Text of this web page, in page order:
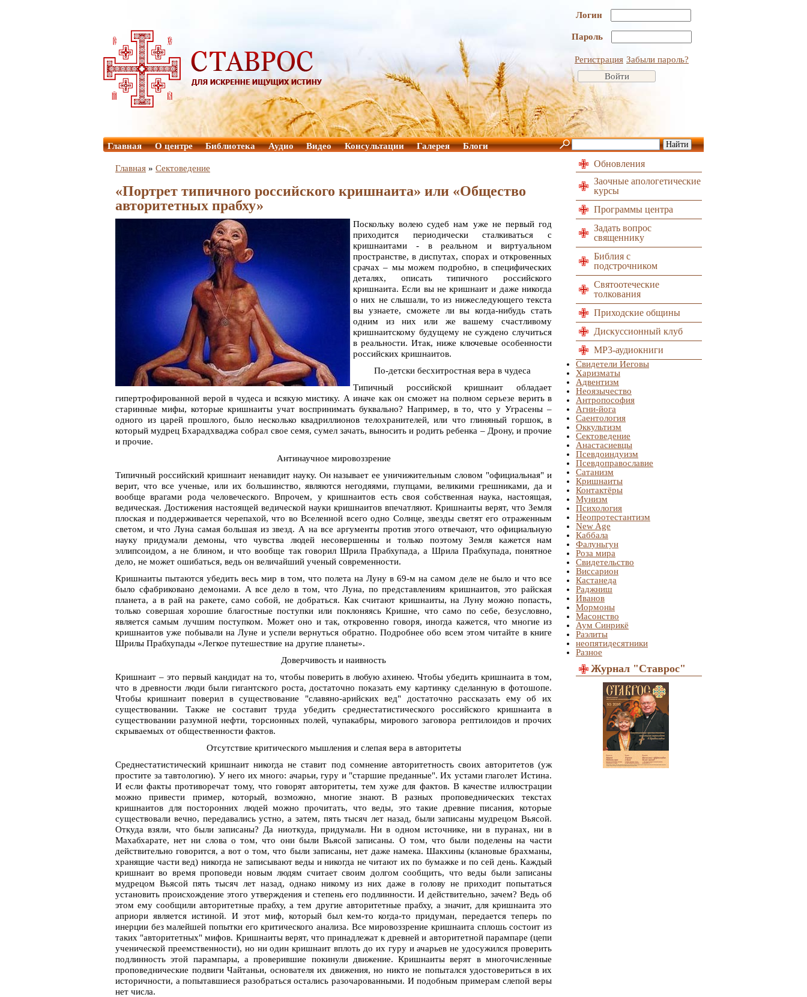
Логин
Пароль
Регистрация Забыли пароль?
Главная О центре Библиотека Аудио Видео Консультации Галерея Блоги
Главная » Сектоведение
«Портрет типичного российского кришнаита» или «Общество
авторитетных прабху»
Поскольку волею судеб нам уже не первый год
приходится периодически сталкиваться с
кришнаитами - в реальном и виртуальном
пространстве, в диспутах, спорах и откровенных
срачах – мы можем подробно, в специфических
деталях, описать типичного российского
кришнаита. Если вы не кришнаит и даже никогда
о них не слышали, то из нижеследующего текста
вы узнаете, сможете ли вы когда-нибудь стать
одним из них или же вашему счастливому
кришнаитскому будущему не суждено случиться
в реальности. Итак, ниже ключевые особенности
российских кришнаитов.
По-детски бесхитростная вера в чудеса
Типичный российской кришнаит обладает
гипертрофированной верой в чудеса и всякую мистику. А иначе как он сможет на полном серьезе верить в
старинные мифы, которые кришнаиты учат воспринимать буквально? Например, в то, что у Уграсены –
одного из царей прошлого, было несколько квадриллионов телохранителей, или что глиняный горшок, в
который мудрец Бхарадхваджа собрал свое семя, сумел зачать, выносить и родить ребенка – Дрону, и прочие
и прочие.
Антинаучное мировоззрение
Типичный российский кришнаит ненавидит науку. Он называет ее уничижительным словом "официальная" и
верит, что все ученые, или их большинство, являются негодяями, глупцами, великими грешниками, да и
вообще врагами рода человеческого. Впрочем, у кришнаитов есть своя собственная наука, настоящая,
ведическая. Достижения настоящей ведической науки кришнаитов впечатляют. Кришнаиты верят, что Земля
плоская и поддерживается черепахой, что во Вселенной всего одно Солнце, звезды светят его отраженным
светом, и что Луна самая большая из звезд. А на все аргументы против этого отвечают, что официальную
науку придумали демоны, что чувства людей несовершенны и только поэтому Земля кажется нам
эллипсоидом, а не блином, и что вообще так говорил Шрила Прабхупада, а Шрила Прабхупада, понятное
дело, не может ошибаться, ведь он величайший ученый современности.
Кришнаиты пытаются убедить весь мир в том, что полета на Луну в 69-м на самом деле не было и что все
было сфабриковано демонами. А все дело в том, что Луна, по представлениям кришнаитов, это райская
планета, а в рай на ракете, само собой, не добраться. Как считают кришнаиты, на Луну можно попасть,
только совершая хорошие благостные поступки или поклоняясь Кришне, что само по себе, безусловно,
является самым лучшим поступком. Может оно и так, откровенно говоря, иногда кажется, что многие из
кришнаитов уже побывали на Луне и успели вернуться обратно. Подробнее обо всем этом читайте в книге
Шрилы Прабхупады «Легкое путешествие на другие планеты».
Доверчивость и наивность
Кришнаит – это первый кандидат на то, чтобы поверить в любую ахинею. Чтобы убедить кришнаита в том,
что в древности люди были гигантского роста, достаточно показать ему картинку сделанную в фотошопе.
Чтобы кришнаит поверил в существование "славяно-арийских вед" достаточно рассказать ему об их
существовании. Также не составит труда убедить среднестатистического российского кришнаита в
существовании разумной нефти, торсионных полей, чупакабры, мирового заговора рептилоидов и прочих
скрываемых от общественности фактов.
Отсутствие критического мышления и слепая вера в авторитеты
Среднестатистический кришнаит никогда не ставит под сомнение авторитетность своих авторитетов (уж
простите за тавтологию). У него их много: ачарьи, гуру и "старшие преданные". Их устами глаголет Истина.
И если факты противоречат тому, что говорят авторитеты, тем хуже для фактов. В качестве иллюстрации
можно привести пример, который, возможно, многие знают. В разных проповеднических текстах
кришнаитов для посторонних людей можно прочитать, что веды, это такие древние писания, которые
существовали вечно, передавались устно, а затем, пять тысяч лет назад, были записаны мудрецом Вьясой.
Откуда взяли, что были записаны? Да ниоткуда, придумали. Ни в одном источнике, ни в пуранах, ни в
Махабхарате, нет ни слова о том, что они были Вьясой записаны. О том, что были поделены на части
действительно говорится, а вот о том, что были записаны, нет даже намека. Шакхины (клановые брахманы,
хранящие части вед) никогда не записывают веды и никогда не читают их по бумажке и по сей день. Каждый
кришнаит во время проповеди новым людям считает своим долгом сообщить, что веды были записаны
мудрецом Вьясой пять тысяч лет назад, однако никому из них даже в голову не приходит попытаться
установить происхождение этого утверждения и степень его подлинности. И действительно, зачем? Ведь об
этом ему сообщили авторитетные прабху, а тем другие авторитетные прабху, а значит, для кришнаита это
априори является истиной. И этот миф, который был кем-то когда-то придуман, передается теперь по
инерции без малейшей попытки его критического анализа. Все мировоззрение кришнаита сплошь состоит из
таких "авторитетных" мифов. Кришнаиты верят, что принадлежат к древней и авторитетной парампаре (цепи
ученической преемственности), но ни один кришнаит вплоть до их гуру и ачарьев не удосужился проверить
подлинность этой парампары, а проверившие покинули движение. Кришнаиты верят в многочисленные
проповеднические подвиги Чайтаньи, основателя их движения, но никто не попытался удостовериться в их
историчности, а попытавшиеся разобраться остались разочарованными. И подобным примерам слепой веры
нет числа.
Обновления
Заочные апологетические
курсы
Программы центра
Задать вопрос
священнику
Библия с
подстрочником
Святоотеческие
толкования
Приходские общины
Дискуссионный клуб
MP3-аудиокниги
Свидетели Иеговы
Харизматы
Адвентизм
Неоязычество
Антропософия
Агни-йога
Саентология
Оккультизм
Сектоведение
Анастасиевцы
Псевдоиндуизм
Псевдоправославие
Сатанизм
Кришнаиты
Контактёры
Мунизм
Психология
Неопротестантизм
New Age
Каббала
Фалуньгун
Роза мира
Свидетельство
Виссарион
Кастанеда
Раджниш
Иванов
Мормоны
Масонство
Аум Синрикё
Раэлиты
неопятидесятники
Разное
Журнал "Ставрос"